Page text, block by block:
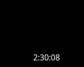
2:30:08